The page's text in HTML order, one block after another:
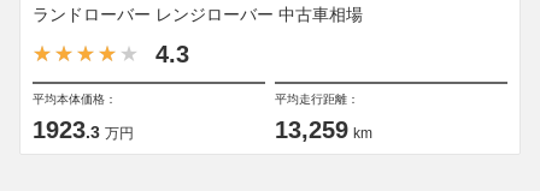
ランドローバー レンジローバー 中古車相場
4.3
平均本体価格：
1923.3 万円
平均走行距離：
13,259 km